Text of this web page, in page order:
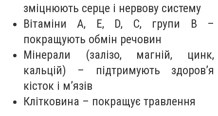
зміцнюють серце і нервову систему
Вітаміни А, Е, D, С, групи В –
покращують обмін речовин
Мінерали (залізо, магній, цинк,
кальцій) – підтримують здоров’я
кісток і м’язів
Клітковина – покращує травлення